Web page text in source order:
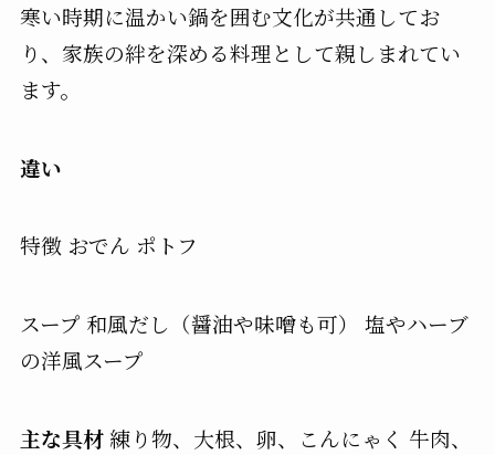
寒い時期に温かい鍋を囲む文化が共通してお
り、家族の絆を深める料理として親しまれてい
ます。
違い
特徴 おでん ポトフ
スープ 和風だし（醤油や味噌も可）
塩やハーブ
の洋風スープ
主な具材練り物、大根、卵、こんにゃく 牛肉、